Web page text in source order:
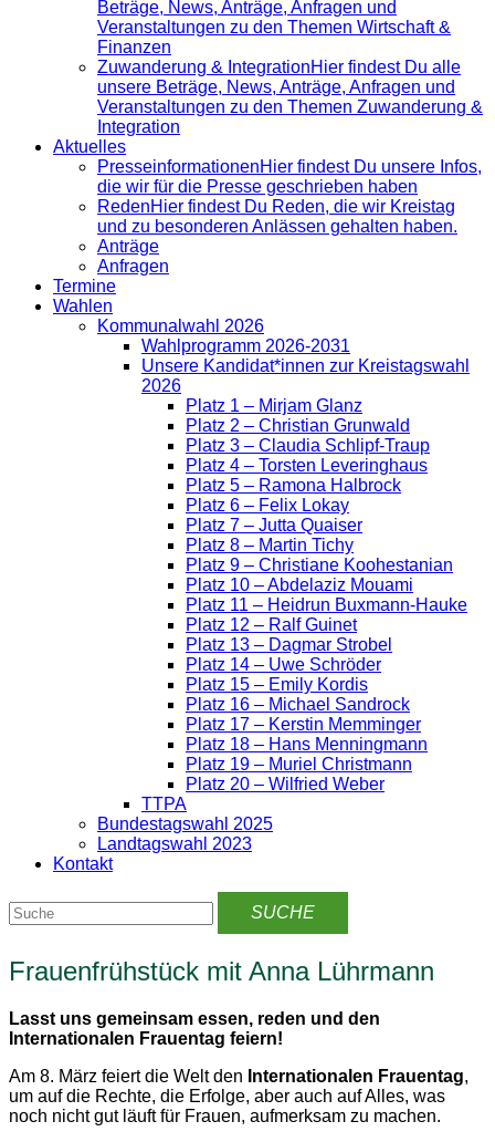
Beträge, News, Anträge, Anfragen und
Veranstaltungen zu den Themen Wirtschaft &
Finanzen
Zuwanderung & IntegrationHier findest Du alle
unsere Beträge, News, Anträge, Anfragen und
Veranstaltungen zu den Themen Zuwanderung &
Integration
Aktuelles
Presse­informationenHier findest Du unsere Infos,
die wir für die Presse geschrieben haben
RedenHier findest Du Reden, die wir Kreistag
und zu besonderen Anlässen gehalten haben.
Anträge
Anfragen
Termine
Wahlen
Kommunalwahl 2026
Wahlprogramm 2026-2031
Unsere Kandidat*innen zur Kreistagswahl
2026
Platz 1 – Mirjam Glanz
Platz 2 – Christian Grunwald
Platz 3 – Claudia Schlipf-Traup
Platz 4 – Torsten Leveringhaus
Platz 5 – Ramona Halbrock
Platz 6 – Felix Lokay
Platz 7 – Jutta Quaiser
Platz 8 – Martin Tichy
Platz 9 – Christiane Koohestanian
Platz 10 – Abdelaziz Mouami
Platz 11 – Heidrun Buxmann-Hauke
Platz 12 – Ralf Guinet
Platz 13 – Dagmar Strobel
Platz 14 – Uwe Schröder
Platz 15 – Emily Kordis
Platz 16 – Michael Sandrock
Platz 17 – Kerstin Memminger
Platz 18 – Hans Menningmann
Platz 19 – Muriel Christmann
Platz 20 – Wilfried Weber
TTPA
Bundestagswahl 2025
Landtagswahl 2023
Kontakt
Frauenfrühstück mit Anna Lührmann
Lasst uns gemeinsam essen, reden und den
Internationalen Frauentag feiern!
Am 8. März feiert die Welt den Internationalen Frauentag,
um auf die Rechte, die Erfolge, aber auch auf Alles, was
noch nicht gut läuft für Frauen, aufmerksam zu machen.